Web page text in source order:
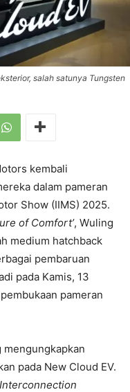
salah satunya Tungsten
kembali
dalam pameran
Show (IIMS) 2025.
of Comfort’, Wuling
medium hatchback
pembaruan
pada Kamis, 13
pameran
pada New Cloud EV.